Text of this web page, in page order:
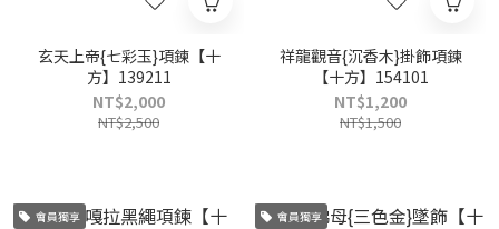
玄天上帝{七彩玉}項鍊【十
方】139211
NT$2,000
NT$2,500
祥龍觀音{沉香木}掛飾項鍊
【十方】154101
NT$1,200
NT$1,500
會員獨享 會員獨享